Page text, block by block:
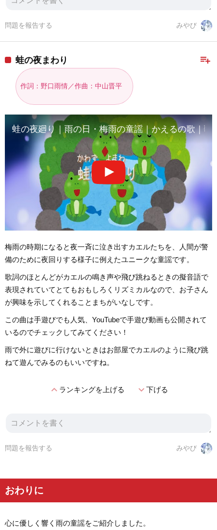
みやび
問題を報告する
playlist_add
蛙の夜まわり
作詞：野口雨情／作曲：中山晋平
蛙の夜廻り｜雨の日・梅雨の童謡｜かえるの歌｜歌
梅雨の時期になると夜一斉に泣き出すカエルたちを、人間が警
備のために夜回りする様子に例えたユニークな童謡です。
歌詞のほとんどがカエルの鳴き声や飛び跳ねるときの擬音語で
表現されていてとてもおもしろくリズミカルなので、お子さん
が興味を示してくれることまちがいなしです。
この曲は手遊びでも人気、YouTubeで手遊び動画も公開されて
いるのでチェックしてみてください！
雨で外に遊びに行けないときはお部屋でカエルのように飛び跳
ねて遊んでみるのもいいですね。
expand_lessランキングを上げる expand_more下げる
みやび
問題を報告する
おわりに
心に優しく響く雨の童謡をご紹介しました。